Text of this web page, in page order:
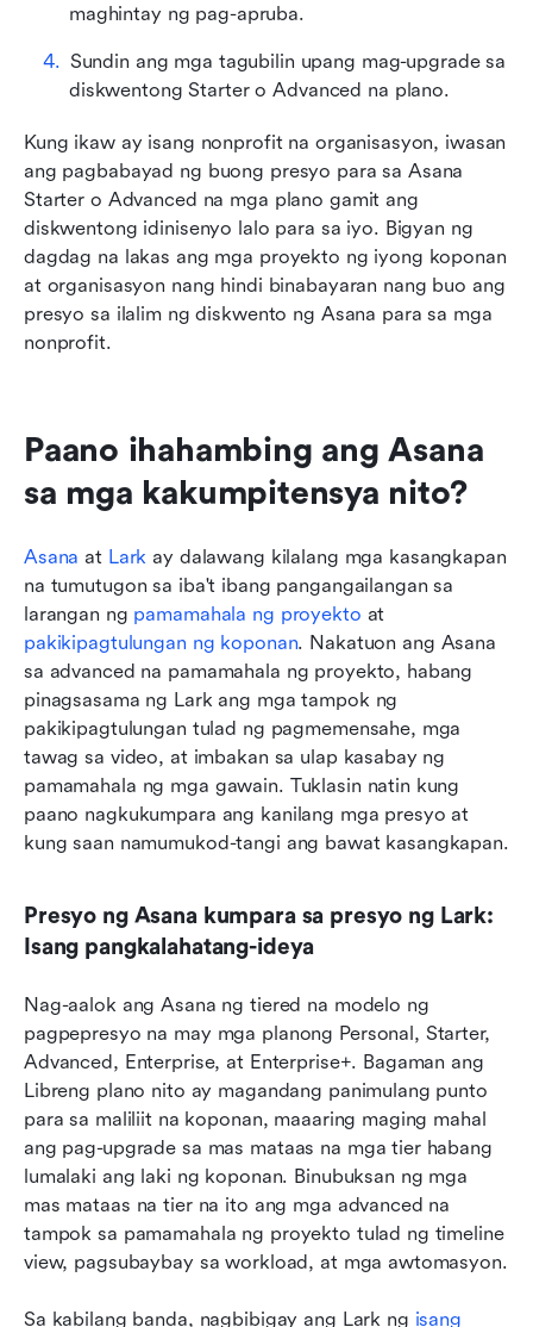
maghintay ng pag-apruba.
Sundin ang mga tagubilin upang mag-upgrade sa
diskwentong Starter o Advanced na plano.
Kung ikaw ay isang nonprofit na organisasyon, iwasan
ang pagbabayad ng buong presyo para sa Asana
Starter o Advanced na mga plano gamit ang
diskwentong idinisenyo lalo para sa iyo. Bigyan ng
dagdag na lakas ang mga proyekto ng iyong koponan
at organisasyon nang hindi binabayaran nang buo ang
presyo sa ilalim ng diskwento ng Asana para sa mga
nonprofit.
Paano ihahambing ang Asana
sa mga kakumpitensya nito?
Asana at Lark ay dalawang kilalang mga kasangkapan
na tumutugon sa iba't ibang pangangailangan sa
larangan ng pamamahala ng proyekto
pakikipagtulungan ng koponan. Nakatuon ang Asana
sa advanced na pamamahala ng proyekto, habang
pinagsasama ng Lark ang mga tampok ng
pakikipagtulungan tulad ng pagmemensahe, mga
tawag sa video, at imbakan sa ulap kasabay ng
pamamahala ng mga gawain. Tuklasin natin kung
paano nagkukumpara ang kanilang mga presyo at
kung saan namumukod-tangi ang bawat kasangkapan.
Presyo ng Asana kumpara sa presyo ng Lark:
Isang pangkalahatang-ideya
Nag-aalok ang Asana ng tiered na modelo ng
pagpepresyo na may mga planong Personal, Starter,
Advanced, Enterprise, at Enterprise+. Bagaman ang
Libreng plano nito ay magandang panimulang punto
para sa maliliit na koponan, maaaring maging mahal
ang pag-upgrade sa mas mataas na mga tier habang
lumalaki ang laki ng koponan. Binubuksan ng mga
mas mataas na tier na ito ang mga advanced na
tampok sa pamamahala ng proyekto tulad ng timeline
view, pagsubaybay sa workload, at mga awtomasyon.
Sa kabilang banda, nagbibigay ang Lark ng isang